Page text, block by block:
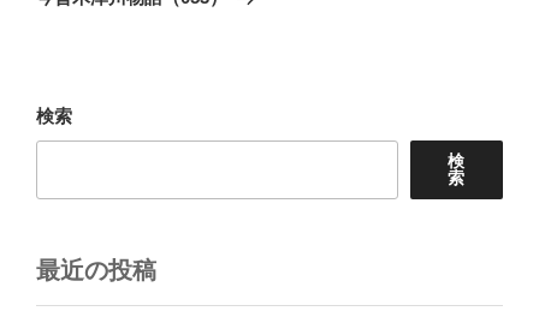
ン
検索
検
索
最近の投稿